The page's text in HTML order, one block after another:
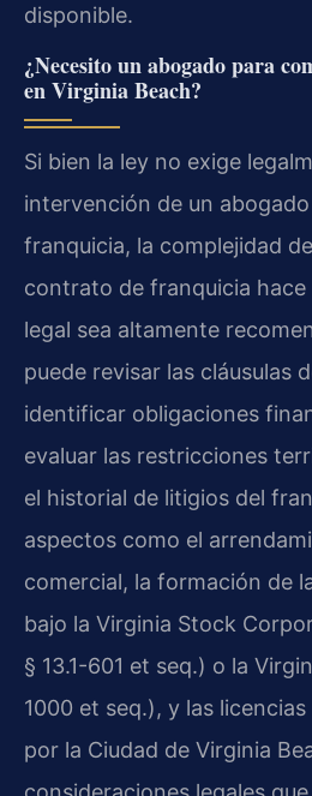
disponible.
¿Necesito un abogado para
en Virginia Beach?
Si bien la ley no exige
intervención de un
franquicia, la complejidad
contrato de franquicia hace
legal sea altamente
puede revisar las cláusulas
identificar obligaciones
evaluar las restricciones
el historial de litigios del
aspectos como el
comercial, la formación de
bajo la Virginia Stock
§ 13.1-601 et seq.) o la
1000 et seq.), y las
por la Ciudad de Virginia